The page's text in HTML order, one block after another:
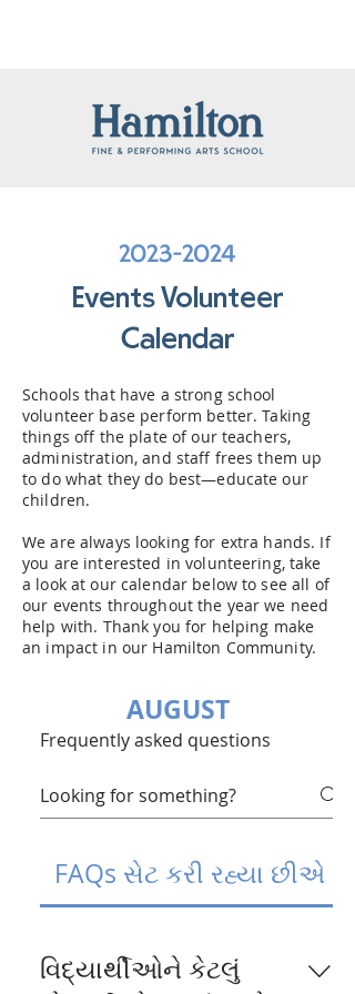
2023-2024
Events Volunteer
Calendar
Schools that have a strong school
volunteer base perform better. Taking
things off the plate of our teachers,
administration, and staff frees them up
to do what they do best—educate our
children.
We are always looking for extra hands. If
you are interested in volunteering, take
a look at our calendar below to see all of
our events throughout the year we need
help with. Thank you for helping make
an impact in our Hamilton Community.
AUGUST
Frequently asked questions
FAQs સેટ કરી રહ્યા છીએ
વિદ્યાર્થીઓને કેટલું